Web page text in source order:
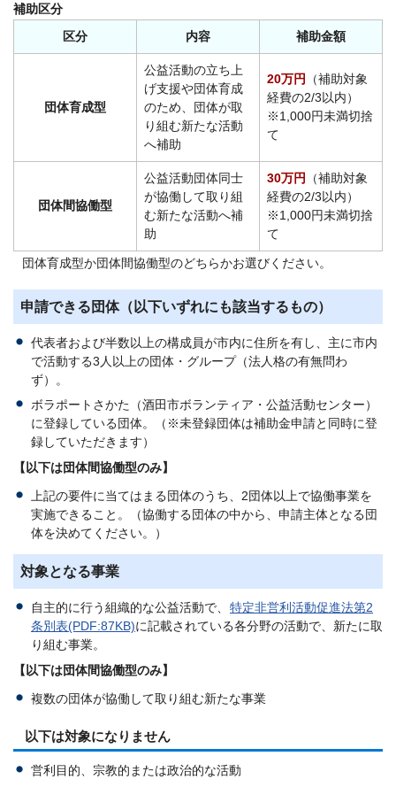
補助区分
区分
内容 補助金額
団体育成型
公益活動の立ち上
げ支援や団体育成
のため、団体が取
り組む新たな活動
へ補助
20万円
（補助対象
経費の2/3以内）
※1,000円未満切捨
て
団体間協働型
公益活動団体同士
が協働して取り組
む新たな活動へ補
助
30万円
（補助対象
経費の2/3以内）
※1,000円未満切捨
て
団体育成型か団体間協働型のどちらかお選びください。
申請できる団体（以下いずれにも該当するもの）
代表者および半数以上の構成員が市内に住所を有し、主に市内
で活動する3人以上の団体・グループ（法人格の有無問わ
ず）。
ボラポートさかた（酒田市ボランティア・公益活動センター）
に登録している団体。（※未登録団体は補助金申請と同時に登
録していただきます）
【以下は団体間協働型のみ】
上記の要件に当てはまる団体のうち、2団体以上で協働事業を
実施できること。（協働する団体の中から、申請主体となる団
体を決めてください。）
対象となる事業
自主的に行う組織的な公益活動で、 特定非営利活動促進法第2
条別表(PDF:87KB)に記載されている各分野の活動で、新たに取
り組む事業。
【以下は団体間協働型のみ】
複数の団体が協働して取り組む新たな事業
以下は対象になりません
営利目的、宗教的または政治的な活動